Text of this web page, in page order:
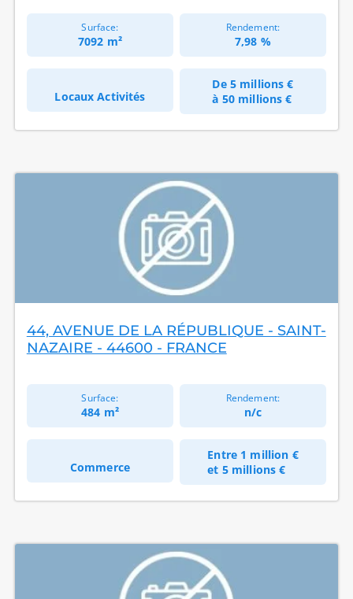
Surface:
7092 m²
Rendement:
7,98 %
Locaux Activités
De 5 millions €
à 50 millions €
44, AVENUE DE LA RÉPUBLIQUE - SAINT-
NAZAIRE - 44600 - FRANCE
Surface:
484 m²
Rendement:
n/c
Commerce
Entre 1 million €
et 5 millions €